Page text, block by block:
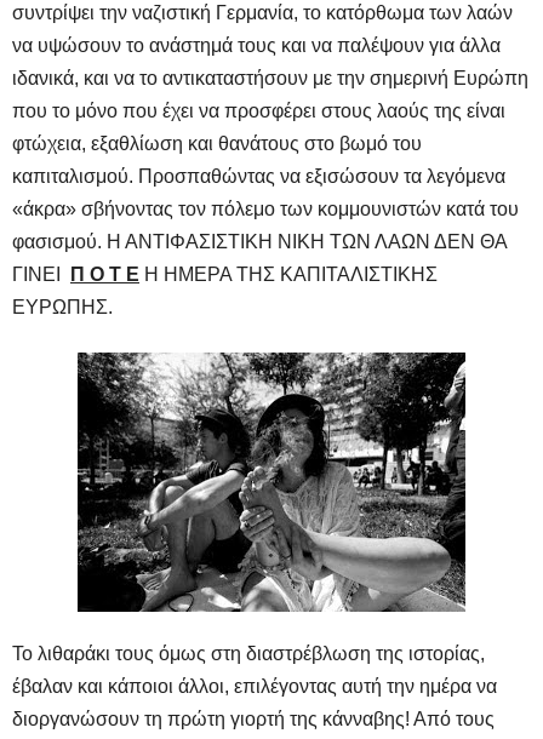
συντρίψει την ναζιστική Γερμανία, το κατόρθωμα των λαών
να υψώσουν το ανάστημά τους και να παλέψουν για άλλα
ιδανικά, και να το αντικαταστήσουν με την σημερινή Ευρώπη
που το μόνο που έχει να προσφέρει στους λαούς της είναι
φτώχεια, εξαθλίωση και θανάτους στο βωμό του
καπιταλισμού. Προσπαθώντας να εξισώσουν τα λεγόμενα
«άκρα» σβήνοντας τον πόλεμο των κομμουνιστών κατά του
φασισμού. Η ΑΝΤΙΦΑΣΙΣΤΙΚΗ ΝΙΚΗ ΤΩΝ ΛΑΩΝ ΔΕΝ ΘΑ
ΓΙΝΕΙ
Π Ο Τ Ε Η ΗΜΕΡΑ ΤΗΣ ΚΑΠΙΤΑΛΙΣΤΙΚΗΣ
ΕΥΡΩΠΗΣ.
Το λιθαράκι τους όμως στη διαστρέβλωση της ιστορίας,
έβαλαν και κάποιοι άλλοι, επιλέγοντας αυτή την ημέρα να
διοργανώσουν τη πρώτη γιορτή της κάνναβης! Από τους